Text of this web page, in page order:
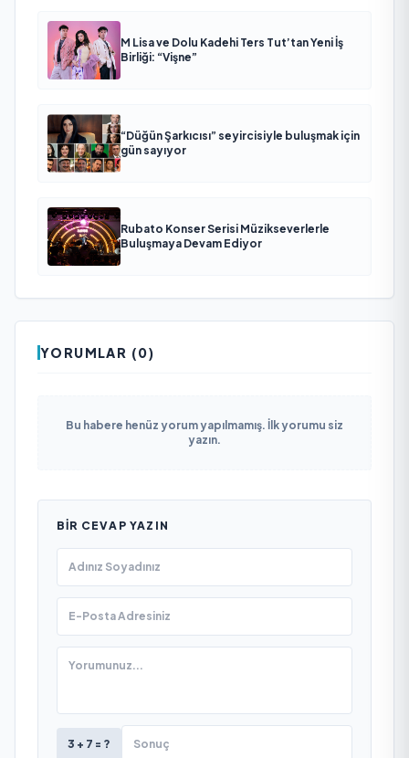
M Lisa ve Dolu Kadehi Ters Tut’tan Yeni İş
Birliği: “Vişne”
“Düğün Şarkıcısı” seyircisiyle buluşmak için
gün sayıyor
Rubato Konser Serisi Müzikseverlerle
Buluşmaya Devam Ediyor
YORUMLAR (0)
Bu habere henüz yorum yapılmamış. İlk yorumu siz
yazın.
BIR CEVAP YAZIN
3 + 7 = ?